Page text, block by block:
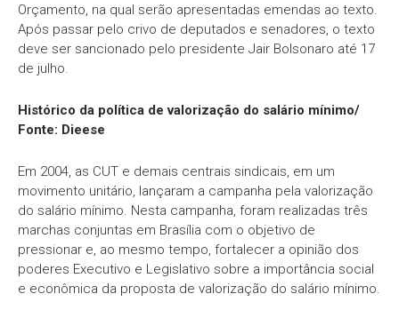
Orçamento, na qual serão apresentadas emendas ao texto.
Após passar pelo crivo de deputados e senadores, o texto
deve ser sancionado pelo presidente Jair Bolsonaro até 17
de julho.
Histórico da política de valorização do salário mínimo/
Fonte: Dieese
Em 2004, as CUT e demais centrais sindicais, em um
movimento unitário, lançaram a campanha pela valorização
do salário mínimo. Nesta campanha, foram realizadas três
marchas conjuntas em Brasília com o objetivo de
pressionar e, ao mesmo tempo, fortalecer a opinião dos
poderes Executivo e Legislativo sobre a importância social
e econômica da proposta de valorização do salário mínimo.